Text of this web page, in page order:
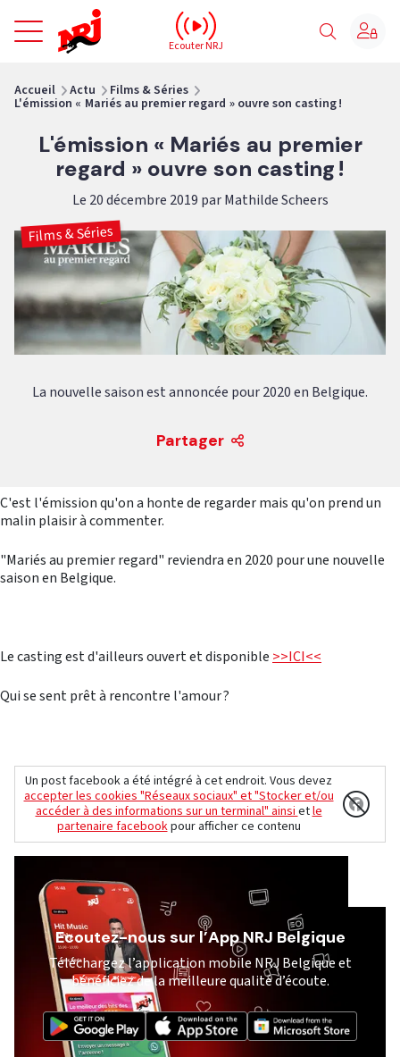
NRJ - Accueil
Ecouter NRJ
Accueil Actu Films & Séries
L'émission « Mariés au premier regard » ouvre son casting !
L'émission « Mariés au premier
regard » ouvre son casting !
Le 20 décembre 2019 par Mathilde Scheers
Films & Séries
La nouvelle saison est annoncée pour 2020 en Belgique.
Partager
C'est l'émission qu'on a honte de regarder mais qu'on prend un
malin plaisir à commenter.
"Mariés au premier regard" reviendra en 2020 pour une nouvelle
saison en Belgique.
Le casting est d'ailleurs ouvert et disponible >>ICI<<
Qui se sent prêt à rencontre l'amour ?
Un post facebook a été intégré à cet endroit. Vous devez
accepter les cookies "Réseaux sociaux" et "Stocker et/ou
accéder à des informations sur un terminal" ainsi etle
partenaire facebookpour afficher ce contenu
Ecoutez-nous sur l’App NRJ Belgique
Téléchargez l’application mobile NRJ Belgique et
bénéficiez de la meilleure qualité d’écoute.